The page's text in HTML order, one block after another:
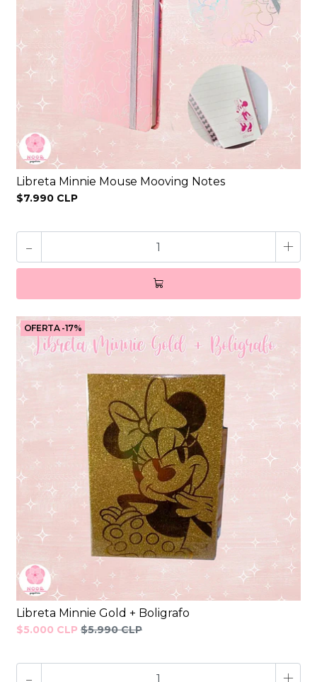
Libreta Minnie Mouse Mooving Notes
$7.990 CLP
- +
OFERTA -17%
Libreta Minnie Gold + Boligrafo
$5.000 CLP $5.990 CLP